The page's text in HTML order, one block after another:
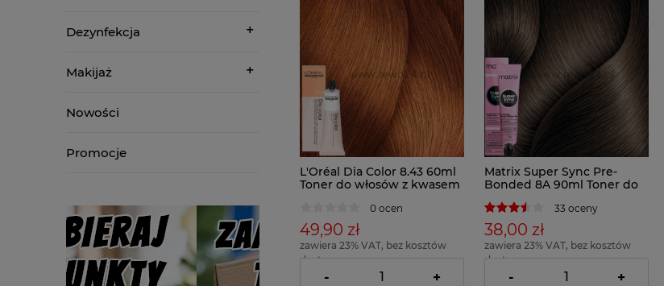
Dezynfekcja
Makijaż
Nowości
Promocje
L'Oréal Dia Color 8.43 60ml
Toner do włosów z kwasem
0 ocen
49,90 zł
zawiera 23% VAT, bez kosztów
dostawy
( 1 x 100ml = 83,17 zł )
- +
Matrix Super Sync Pre-
Bonded 8A 90ml Toner do
33 oceny
38,00 zł
zawiera 23% VAT, bez kosztów
dostawy
( 1 x 100ml = 42,22 zł )
- +